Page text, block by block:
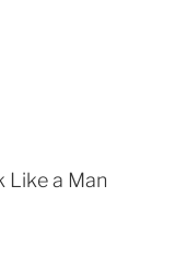
Like a Man